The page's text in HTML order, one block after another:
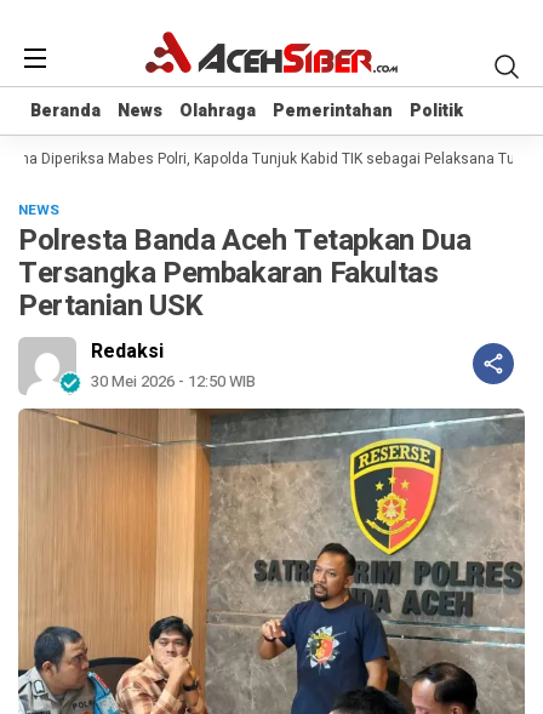
Beranda News Olahraga Pemerintahan Politik
Beranda News Olahraga Pemerintahan Politik
Diperiksa Mabes Polri, Kapolda Tunjuk Kabid TIK sebagai Pelaksana Tugas
NEWS
Polresta Banda Aceh Tetapkan Dua
Tersangka Pembakaran Fakultas
Pertanian USK
Redaksi
30 Mei 2026 - 12:50 WIB